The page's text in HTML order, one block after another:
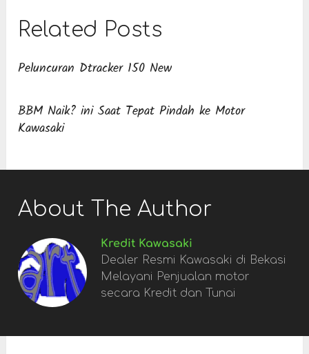
Related Posts
Peluncuran Dtracker 150 New
BBM Naik? ini Saat Tepat Pindah ke Motor
Kawasaki
About The Author
Kredit Kawasaki
Dealer Resmi Kawasaki di Bekasi
Melayani Penjualan motor
secara Kredit dan Tunai